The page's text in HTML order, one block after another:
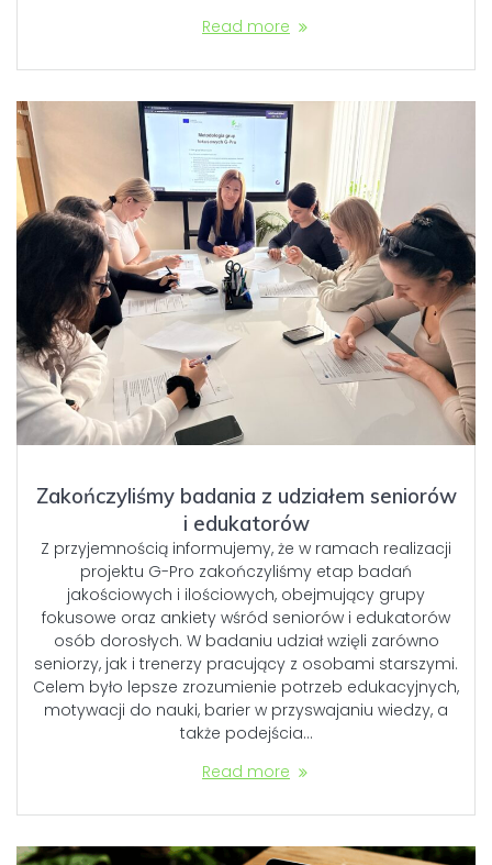
Read more
Zakończyliśmy badania z udziałem seniorów
i edukatorów
Z przyjemnością informujemy, że w ramach realizacji
projektu G-Pro zakończyliśmy etap badań
jakościowych i ilościowych, obejmujący grupy
fokusowe oraz ankiety wśród seniorów i edukatorów
osób dorosłych. W badaniu udział wzięli zarówno
seniorzy, jak i trenerzy pracujący z osobami starszymi.
Celem było lepsze zrozumienie potrzeb edukacyjnych,
motywacji do nauki, barier w przyswajaniu wiedzy, a
także podejścia…
Read more